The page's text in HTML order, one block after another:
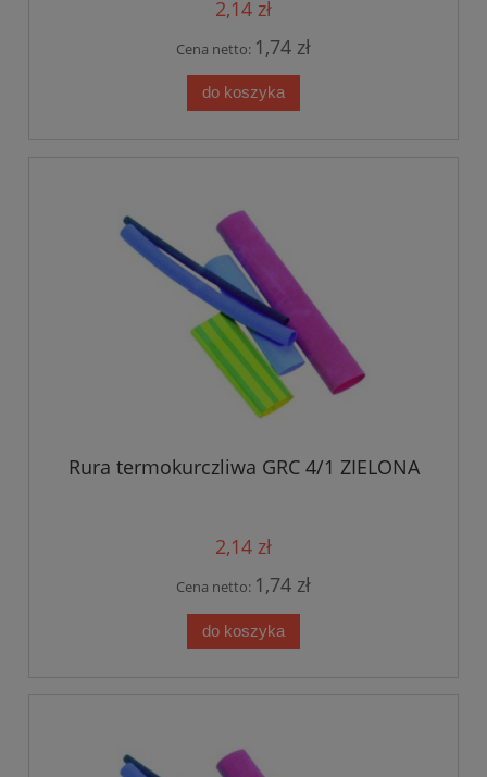
2,14 zł
Cena netto: 1,74 zł
do koszyka
Rura termokurczliwa GRC 4/1 ZIELONA
2,14 zł
Cena netto: 1,74 zł
do koszyka